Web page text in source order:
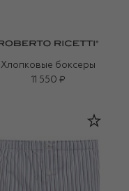
Хлопковые боксеры
11 550 ₽